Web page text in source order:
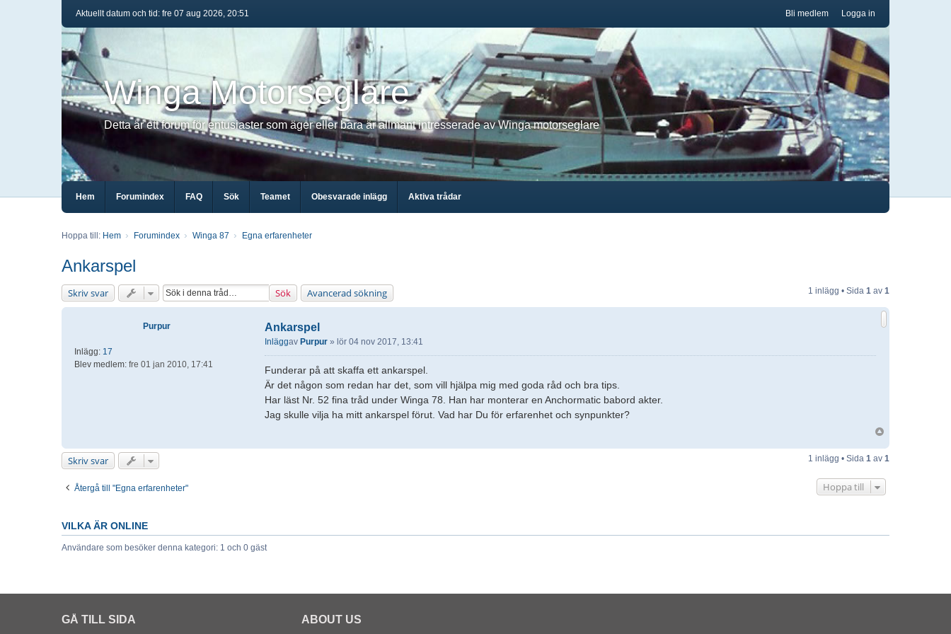
Logga in
Bli medlem
Aktuellt datum och tid: fre 07 aug 2026, 20:51
Winga Motorseglare
Detta är ett forum för entusiaster som äger eller bara är allmänt intresserade av Winga motorseglare
Hem Forumindex FAQ Sök Teamet Obesvarade inlägg Aktiva trådar
Hoppa till: Hem Forumindex Winga 87 Egna erfarenheter
Ankarspel
Skriv svar Sök Avancerad sökning 1 inlägg • Sida 1 av 1
Purpur
Inlägg: 17
Blev medlem: fre 01 jan 2010, 17:41
Ankarspel
Inläggav Purpur » lör 04 nov 2017, 13:41
Funderar på att skaffa ett ankarspel.
Är det någon som redan har det, som vill hjälpa mig med goda råd och bra tips.
Har läst Nr. 52 fina tråd under Winga 78. Han har monterar en Anchormatic babord akter.
Jag skulle vilja ha mitt ankarspel förut. Vad har Du för erfarenhet och synpunkter?
Skriv svar 1 inlägg • Sida 1 av 1
Återgå till "Egna erfarenheter" Hoppa till
VILKA ÄR ONLINE
Användare som besöker denna kategori: 1 och 0 gäst
GÅ TILL SIDA ABOUT US